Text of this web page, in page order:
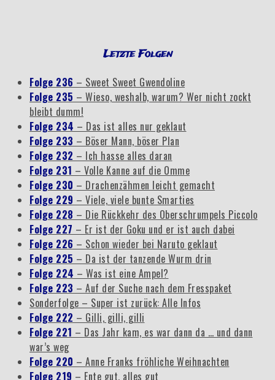
Letzte Folgen
Folge 236 – Sweet Sweet Gwendoline
Folge 235 – Wieso, weshalb, warum? Wer nicht zockt
bleibt dumm!
Folge 234 – Das ist alles nur geklaut
Folge 233 – Böser Mann, böser Plan
Folge 232 – Ich hasse alles daran
Folge 231 – Volle Kanne auf die Omme
Folge 230 – Drachenzähmen leicht gemacht
Folge 229 – Viele, viele bunte Smarties
Folge 228 – Die Rückkehr des Oberschrumpels Piccolo
Folge 227 – Er ist der Goku und er ist auch dabei
Folge 226 – Schon wieder bei Naruto geklaut
Folge 225 – Da ist der tanzende Wurm drin
Folge 224 – Was ist eine Ampel?
Folge 223 – Auf der Suche nach dem Fresspaket
Sonderfolge – Super ist zurück: Alle Infos
Folge 222 – Gilli, gilli, gilli
Folge 221 – Das Jahr kam, es war dann da … und dann
war’s weg
Folge 220 – Anne Franks fröhliche Weihnachten
Folge 219 – Ente gut, alles gut